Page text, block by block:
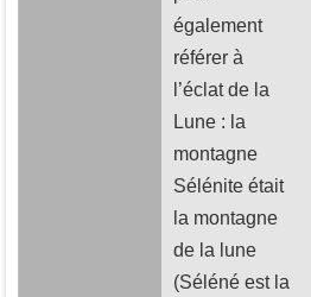
également
référer à
l’éclat de la
Lune : la
montagne
Sélénite était
la montagne
de la lune
(Séléné est la